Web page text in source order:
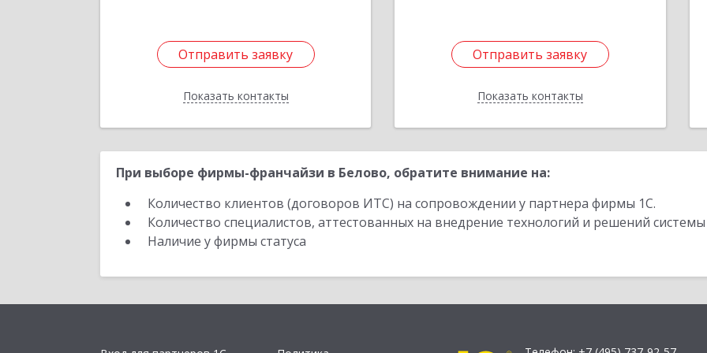
Отправить заявку
Показать контакты
Отправить заявку
Назад
Отправить заявку
Показать контакты
Отправить заявку
Назад
При выборе фирмы-франчайзи в Белово, обратите внимание на:
Количество клиентов (договоров ИТС) на сопровождении у партнера фирмы 1С.
Количество специалистов, аттестованных на внедрение технологий и решений
Наличие у фирмы статуса